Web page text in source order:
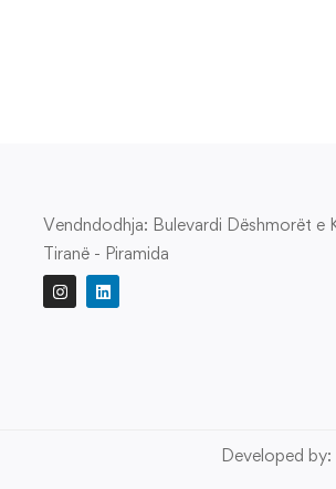
Vendndodhja: Bulevardi Dëshmorët e
Tiranë - Piramida
Developed by: